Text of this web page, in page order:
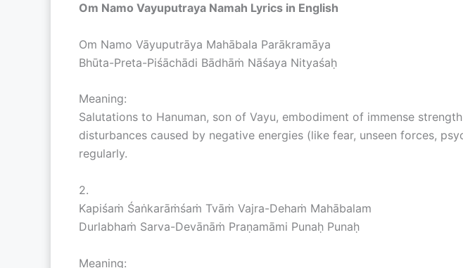
Om Namo Vayuputraya Namah Lyrics in English
Om Namo Vāyuputrāya Mahābala Parākramāya
Bhūta-Preta-Piśāchādi Bādhāṁ Nāśaya Nityaśaḥ
Meaning:
Salutations to Hanuman, son of Vayu, embodiment of immense
disturbances caused by negative energies (like fear, unseen forces,
regularly.
2.
Kapiśaṁ Śaṅkarāṁśaṁ Tvāṁ Vajra-Dehaṁ Mahābalam
Durlabhaṁ Sarva-Devānāṁ Praṇamāmi Punaḥ Punaḥ
Meaning: